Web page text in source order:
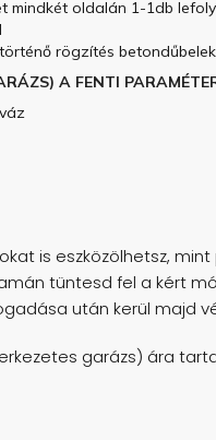
mindkét oldalán 1-1db
rögzítés
A FENTI
is eszközölhetsz,
tüntesd fel a kért
után kerül majd
garázs) ára